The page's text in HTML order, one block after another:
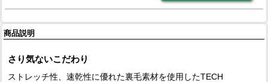
商品説明
さり気ないこだわり
ストレッチ性、速乾性に優れた裏毛素材を使用したTECH